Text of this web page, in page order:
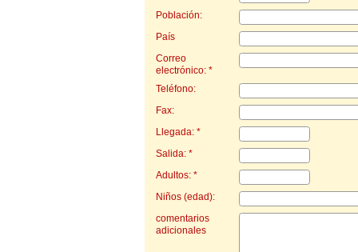
Población:
País
Correo
electrónico: *
Teléfono:
Fax:
Llegada: *
Salida: *
Adultos: *
Niños (edad):
comentarios
adicionales